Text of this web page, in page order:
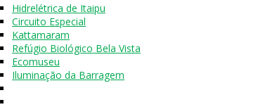
Hidrelétrica de Itaipu
Circuito Especial
Kattamaram
Refúgio Biológico Bela Vista
Ecomuseu
Iluminação da Barragem